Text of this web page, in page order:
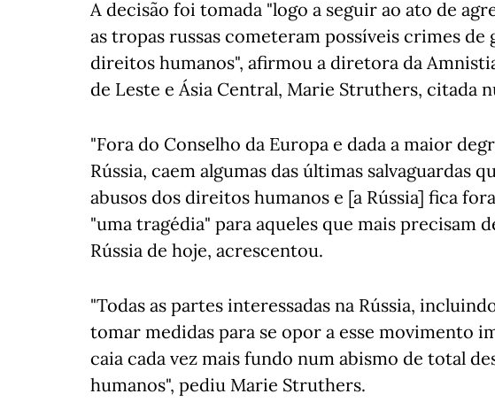
A decisão foi tomada "logo a seguir ao ato de
as tropas russas cometeram possíveis crimes de
direitos humanos", afirmou a diretora da
de Leste e Ásia Central, Marie Struthers, citada
"Fora do Conselho da Europa e dada a maior
Rússia, caem algumas das últimas salvaguardas
abusos dos direitos humanos e [a Rússia] fica
"uma tragédia" para aqueles que mais precisam
Rússia de hoje, acrescentou.
"Todas as partes interessadas na Rússia,
tomar medidas para se opor a esse movimento
caia cada vez mais fundo num abismo de total
humanos", pediu Marie Struthers.